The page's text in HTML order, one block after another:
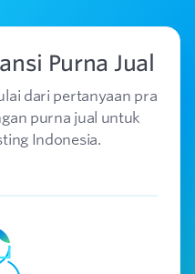
Purna Jual
dari pertanyaan pra
purna jual untuk
Indonesia.